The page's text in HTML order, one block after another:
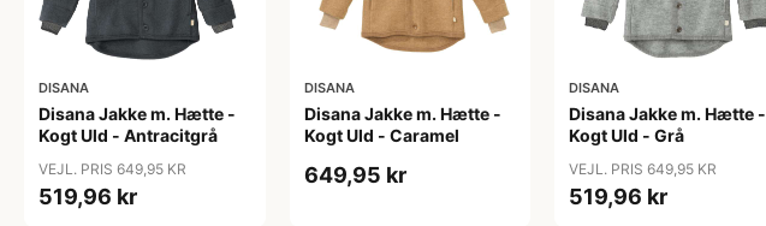
DISANA
Disana Jakke m. Hætte -
Kogt Uld - Antracitgrå
VEJL. PRIS 649,95 KR
519,96 kr
DISANA
Disana Jakke m. Hætte -
Kogt Uld - Caramel
649,95 kr
DISANA
Disana Jakke m. Hætte -
Kogt Uld - Grå
VEJL. PRIS 649,95 KR
519,96 kr